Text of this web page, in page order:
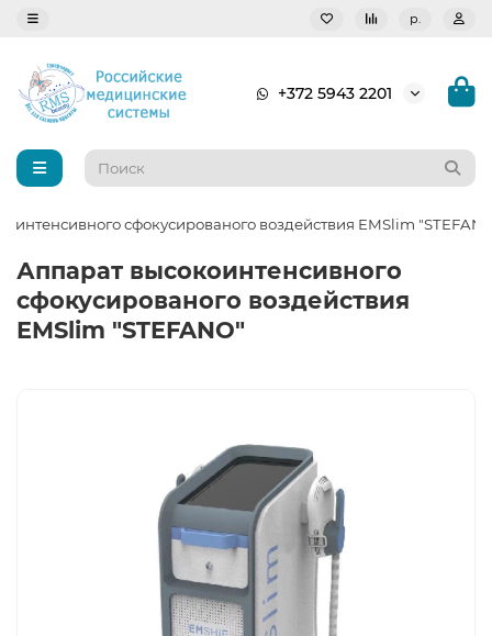
р.
+372 5943 2201
сфокусированого воздействия EMSlim
Аппарат высокоинтенсивного
сфокусированого воздействия
EMSlim "STEFANO"